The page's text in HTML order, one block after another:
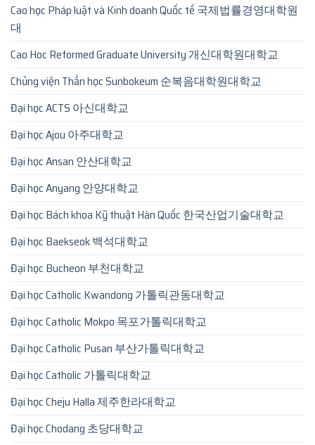
Cao học Pháp luật và Kinh doanh Quốc tế 국제법률경영대학원
대
Cao Hoc Reformed Graduate University 개신대학원대학교
Chủng viện Thần học Sunbokeum 순복음대학원대학교
Đại học ACTS 아신대학교
Đại học Ajou 아주대학교
Đại học Ansan 안산대학교
Đại học Anyang 안양대학교
Đại học Bách khoa Kỹ thuật Hàn Quốc 한국산업기술대학교
Đại học Baekseok 백석대학교
Đại học Bucheon 부천대학교
Đại học Catholic Kwandong 가톨릭관동대학교
Đại học Catholic Mokpo 목포가톨릭대학교
Đại học Catholic Pusan 부산가톨릭대학교
Đại học Catholic 가톨릭대학교
Đại học Cheju Halla 제주한라대학교
Đại học Chodang 초당대학교